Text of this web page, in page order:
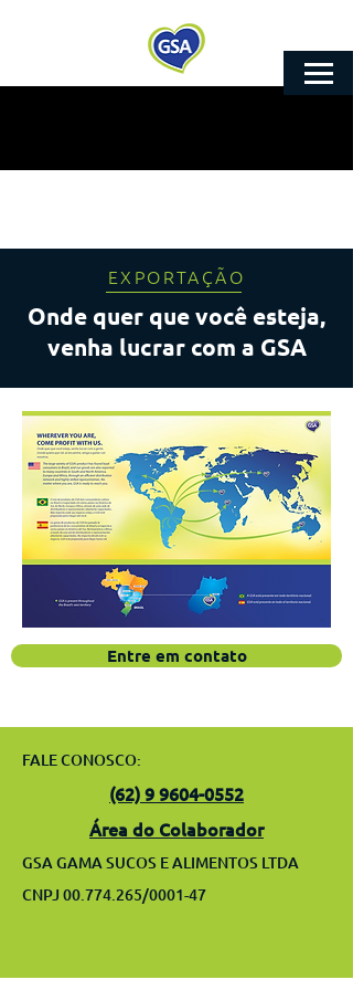
EXPORTAÇÃO
Onde quer que você esteja,
venha lucrar com a GSA
Entre em contato
FALE CONOSCO:
(62) 9 9604-0552
Área do Colaborador
GSA GAMA SUCOS E ALIMENTOS LTDA
CNPJ 00.774.265/0001-47